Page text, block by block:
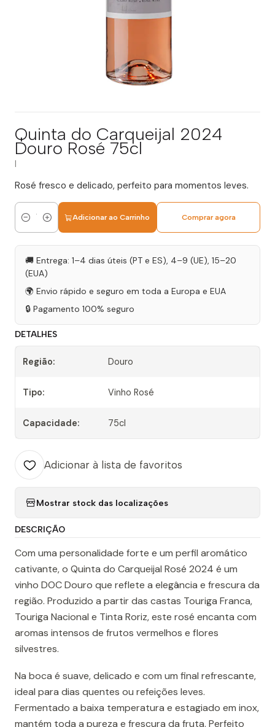
Quinta do Carqueijal 2024
Douro Rosé 75cl
Rosé fresco e delicado, perfeito para momentos leves.
Quantidade
Adicionar ao Carrinho Comprar agora
🚚 Entrega: 1–4 dias úteis (PT e ES), 4–9 (UE), 15–20
(EUA)
🌍 Envio rápido e seguro em toda a Europa e EUA
🔒 Pagamento 100% seguro
DETALHES
Região: Douro
Tipo: Vinho Rosé
Capacidade: 75cl
Adicionar à lista de favoritos
Mostrar stock das localizações
DESCRIÇÃO
Com uma personalidade forte e um perfil aromático
cativante, o Quinta do Carqueijal Rosé 2024 é um
vinho DOC Douro que reflete a elegância e frescura da
região. Produzido a partir das castas Touriga Franca,
Touriga Nacional e Tinta Roriz, este rosé encanta com
aromas intensos de frutos vermelhos e flores
silvestres.
Na boca é suave, delicado e com um final refrescante,
ideal para dias quentes ou refeições leves.
Fermentado a baixa temperatura e estagiado em inox,
mantém toda a pureza e frescura da fruta. Perfeito